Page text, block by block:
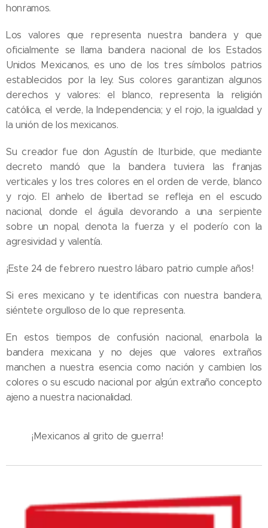
honramos.
Los valores que representa nuestra bandera y que
oficialmente se llama bandera nacional de los Estados
Unidos Mexicanos, es uno de los tres símbolos patrios
establecidos por la ley. Sus colores garantizan algunos
derechos y valores: el blanco, representa la religión
católica, el verde, la Independencia; y el rojo, la igualdad y
la unión de los mexicanos.
Su creador fue don Agustín de Iturbide, que mediante
decreto mandó que la bandera tuviera las franjas
verticales y los tres colores en el orden de verde, blanco
y rojo. El anhelo de libertad se refleja en el escudo
nacional, donde el águila devorando a una serpiente
sobre un nopal, denota la fuerza y el poderío con la
agresividad y valentía.
¡Este 24 de febrero nuestro lábaro patrio cumple años!
Si eres mexicano y te identificas con nuestra bandera,
siéntete orgulloso de lo que representa.
En estos tiempos de confusión nacional, enarbola la
bandera mexicana y no dejes que valores extraños
manchen a nuestra esencia como nación y cambien los
colores o su escudo nacional por algún extraño concepto
ajeno a nuestra nacionalidad.
¡Mexicanos al grito de guerra!